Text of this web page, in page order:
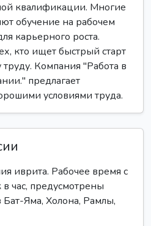
квалификации. Многие
обучение на рабочем
карьерного роста.
кто ищет быстрый старт
Компания "Работа в
предлагает
условиями труда.
иврита. Рабочее время с
час, предусмотрены
Яма, Холона, Рамлы,